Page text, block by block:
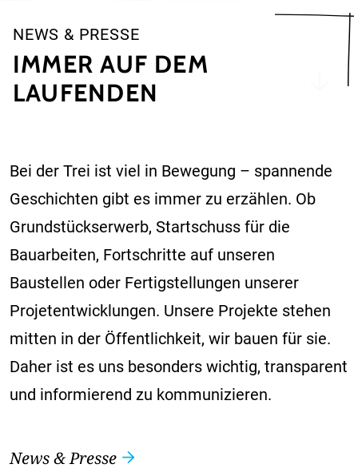
NEWS & PRESSE
IMMER AUF DEM
LAUFENDEN
News & Presse
Bei der Trei ist viel in Bewegung – spannende
Geschichten gibt es immer zu erzählen. Ob
Grundstückserwerb, Startschuss für die
Bauarbeiten, Fortschritte auf unseren
Baustellen oder Fertigstellungen unserer
Projetentwicklungen. Unsere Projekte stehen
mitten in der Öffentlichkeit, wir bauen für sie.
Daher ist es uns besonders wichtig, transparent
und informierend zu kommunizieren.